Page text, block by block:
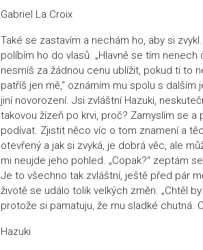
Gabriel La Croix
Také se zastavím a nechám ho, aby si
políbím ho do vlasů. „Hlavně se tím
nesmíš za žádnou cenu ublížit, pokud ti to
patříš jen mě,“ oznámím mu spolu s dalším
jiní novorození. Jsi zvláštní Hazuki,
takovou žízeň po krvi, proč? Zamyslím se
podívat. Zjistit něco víc o tom znamení a
otevřený a jak si zvyká, je dobrá věc, ale
mi neujde jeho pohled. „Copak?“ zeptám
Je to všechno tak zvláštní, ještě před pár
životě se událo tolik velkých změn. „Chtěl
protože si pamatuju, že mu sladké chutná.
Hazuki